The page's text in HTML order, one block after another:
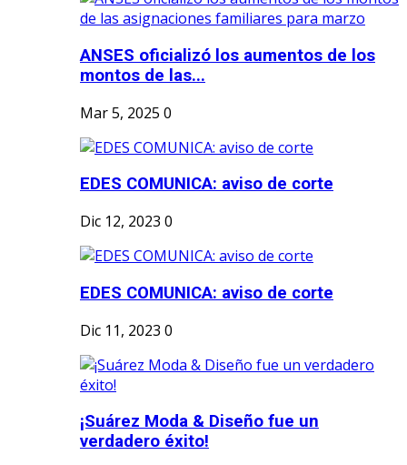
ANSES oficializó los aumentos de los
montos de las...
Mar 5, 2025 0
EDES COMUNICA: aviso de corte
Dic 12, 2023 0
EDES COMUNICA: aviso de corte
Dic 11, 2023 0
¡Suárez Moda & Diseño fue un
verdadero éxito!